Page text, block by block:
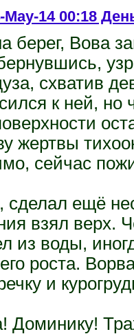
14 00:18
берег, Вова
схватив
к ней, но
жертвы
сейчас
сделал ещё
взял верх.
из воды,
роста.
и
Доминику!